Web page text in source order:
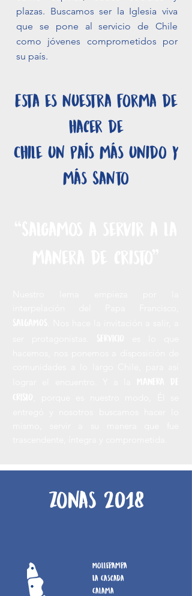
plazas. Buscamos ser la Iglesia viva
que se pone al servicio de Chile
como jóvenes comprometidos por
su país.
Esta es nuestra forma de
hacer de
Chile un País más unido y
más Santo
Zonas 2018
Mollepampa
La Cascada
Calama